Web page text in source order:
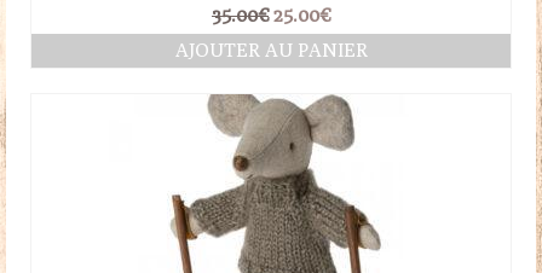
35.00€ Le
prix
initial
35.00€.
25.00€Le
prix
actuel
25.00€.
AJOUTER AU PANIER